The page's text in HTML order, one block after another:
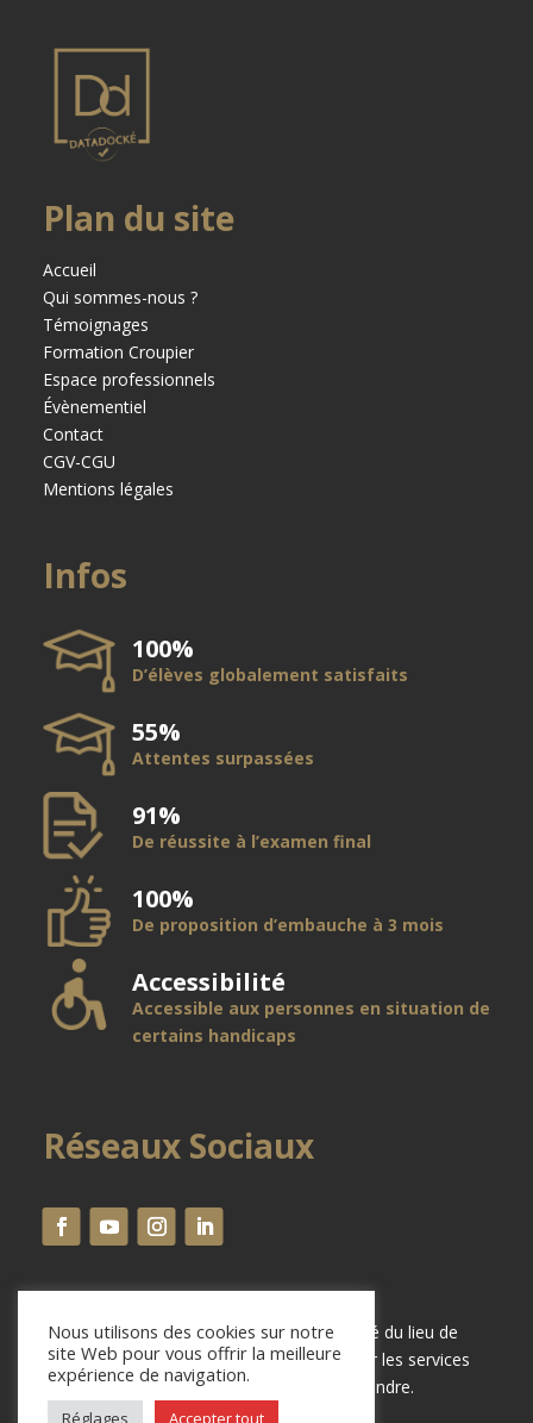
Plan du site
Accueil
Qui sommes-nous ?
Témoignages
Formation Croupier
Espace professionnels
Évènementiel
Contact
CGV-CGU
Mentions légales
Infos
100%
D’élèves globalement satisfaits
55%
Attentes surpassées
91%
De réussite à l’examen final
100%
De proposition d’embauche à 3 mois
Accessibilité
Accessible aux personnes en situation de
certains handicaps
Réseaux Sociaux
Possibilité de faire les repas à proximité du lieu de
formation ainsi que la possibilité d’utiliser les services
de transports publics pour le rejoindre.
Nous utilisons des cookies sur notre
site Web pour vous offrir la meilleure
expérience de navigation.
Réglages Accepter tout